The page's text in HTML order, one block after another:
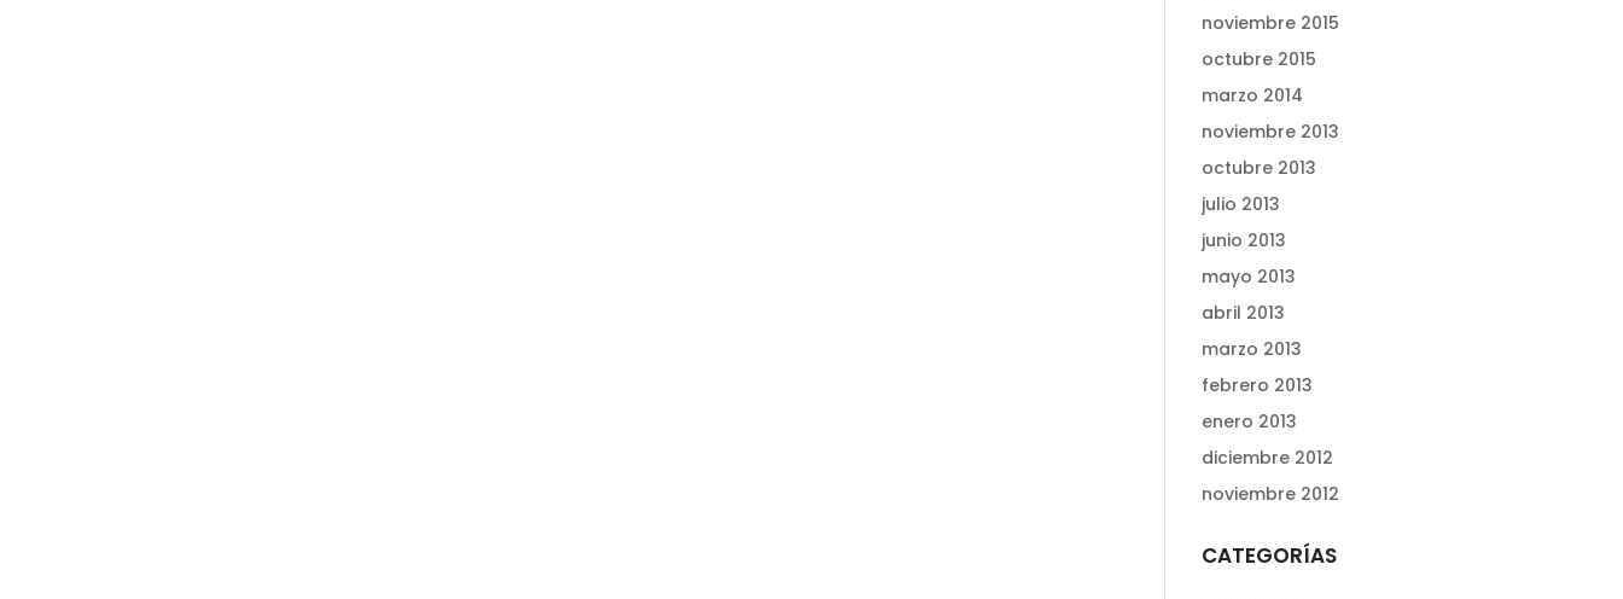
noviembre 2015
octubre 2015
marzo 2014
noviembre 2013
octubre 2013
julio 2013
junio 2013
mayo 2013
abril 2013
marzo 2013
febrero 2013
enero 2013
diciembre 2012
noviembre 2012
CATEGORÍAS